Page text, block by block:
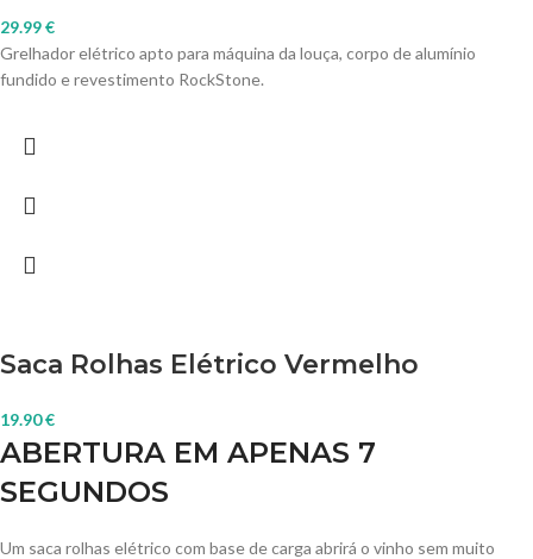
29.99€
Grelhador elétrico apto para máquina da louça, corpo de alumínio
fundido e revestimento RockStone.
Saca Rolhas Elétrico Vermelho
19.90€
ABERTURA EM APENAS 7
SEGUNDOS
Um saca rolhas elétrico com base de carga abrirá o vinho sem muito